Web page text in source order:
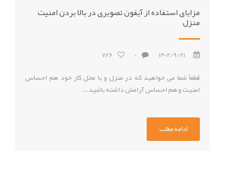
مزایای استفاده از آیفون تصویری در بالا بردن امنیت
منزل
1402/9/21
قطعاً شما می خواهید که در منزل و یا محل کار خود هم احساس
امنیت و هم احساس آرامش داشته باشید...
ادامه مطلب